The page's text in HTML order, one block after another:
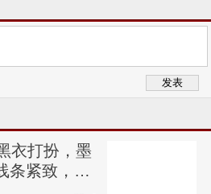
衣打扮，墨
条紧致，帅